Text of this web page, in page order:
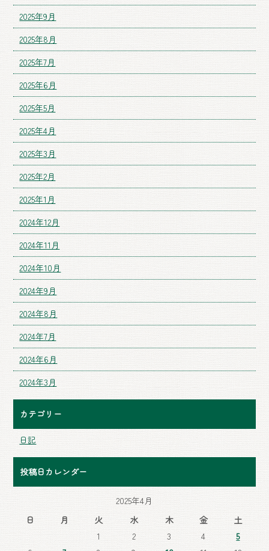
2025年9月
2025年8月
2025年7月
2025年6月
2025年5月
2025年4月
2025年3月
2025年2月
2025年1月
2024年12月
2024年11月
2024年10月
2024年9月
2024年8月
2024年7月
2024年6月
2024年3月
カテゴリー
日記
投稿日カレンダー
2025年4月
日
月 火 水 木 金
土
1
2 3 4
5